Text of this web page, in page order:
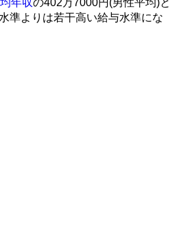
準よりは若干高い給与水準にな